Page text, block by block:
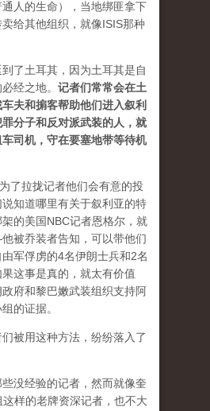
人的生命），当地绑匪拿下
给其他组织，就像ISIS那种
了土耳其，因为土耳其是自
经之地。 记者们常常会在土
夫和掮客帮助他们进入叙利
分子和反对派武装的人，就
司机，守在要塞地带等待机
了拉拢记者他们会有意的投
知道哪里有关于叙利亚的特
的美国NBC记者恩格尔，就
被乔装者告知，可以带他们
军俘虏的4名伊朗士兵和2名
这事是真的，就太有价值
府和黎巴嫩武装组织支持阿
的证据。
被用这种方法，纷纷落入了
没经验的记者，然而就像奎
样的老牌资深记者，也不大